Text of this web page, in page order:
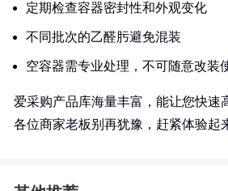
定期检查容器密封性和外观变化
不同批次的乙醛肟避免混装
空容器需专业处理，不可随意改装
爱采购产品库海量丰富，能让您快速
各位商家老板别再犹豫，赶紧体验起